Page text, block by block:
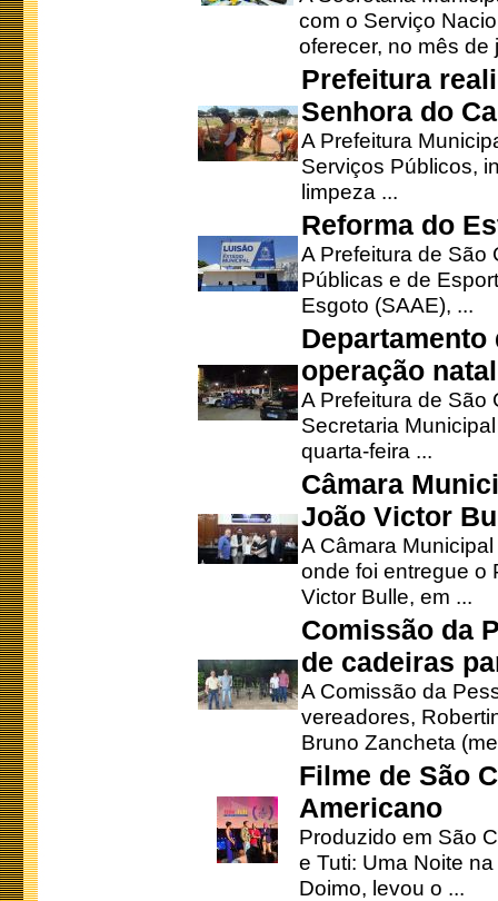
com o Serviço
oferecer, no mês de
Prefeitura
Senhora do
A Prefeitura
Serviços Públicos,
limpeza ...
Reforma do
A Prefeitura de São
Públicas e de
Esgoto (SAAE), ...
operação
A Prefeitura de São
Secretaria
quarta-feira ...
Câmara
João Victor
A Câmara
onde foi entregue o
Victor Bulle, em ...
Comissão da
de cadeiras
A Comissão da
vereadores,
Bruno Zancheta
Filme de São
Americano
Produzido em São
e Tuti: Uma Noite
Doimo, levou o ...